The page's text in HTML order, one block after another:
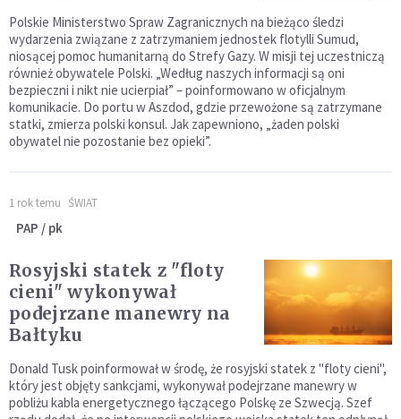
Polskie Ministerstwo Spraw Zagranicznych na bieżąco śledzi
wydarzenia związane z zatrzymaniem jednostek flotylli Sumud,
niosącej pomoc humanitarną do Strefy Gazy. W misji tej uczestniczą
również obywatele Polski. „Według naszych informacji są oni
bezpieczni i nikt nie ucierpiał” – poinformowano w oficjalnym
komunikacie. Do portu w Aszdod, gdzie przewożone są zatrzymane
statki, zmierza polski konsul. Jak zapewniono, „żaden polski
obywatel nie pozostanie bez opieki”.
1 rok temu ŚWIAT
PAP / pk
Rosyjski statek z "floty
cieni" wykonywał
podejrzane manewry na
Bałtyku
Donald Tusk poinformował w środę, że rosyjski statek z "floty cieni",
który jest objęty sankcjami, wykonywał podejrzane manewry w
pobliżu kabla energetycznego łączącego Polskę ze Szwecją. Szef